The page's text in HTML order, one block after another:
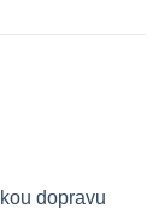
dopravu